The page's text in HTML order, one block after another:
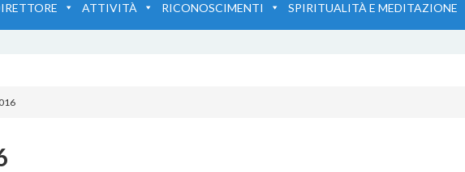
ATTIVITÀ RICONOSCIMENTI SPIRITUALITÀ E MEDITAZIONE